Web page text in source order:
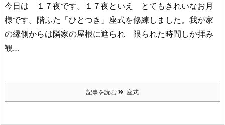
今日は １７夜です。１７夜といえ とてもきれいなお月
様です。階ふた「ひとつき」座式を修練しました。我が家
の縁側からは隣家の屋根に遮られ 限られた時間しか拝み
観…
記事を読む 座式